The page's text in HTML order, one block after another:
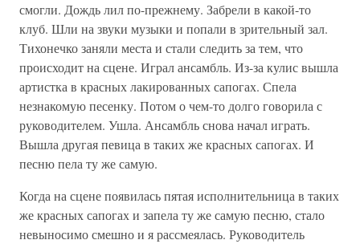
смогли. Дождь лил по-прежнему. Забрели в какой-то
клуб. Шли на звуки музыки и попали в зрительный зал.
Тихонечко заняли места и стали следить за тем, что
происходит на сцене. Играл ансамбль. Из-за кулис вышла
артистка в красных лакированных сапогах. Спела
незнакомую песенку. Потом о чем-то долго говорила с
руководителем. Ушла. Ансамбль снова начал играть.
Вышла другая певица в таких же красных сапогах. И
песню пела ту же самую.
Когда на сцене появилась пятая исполнительница в таких
же красных сапогах и запела ту же самую песню, стало
невыносимо смешно и я рассмеялась. Руководитель